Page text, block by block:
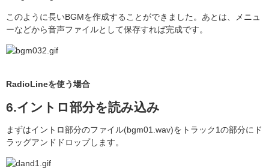
このように長いBGMを作成することができました。あとは、メニュ
ーなどから音声ファイルとして保存すれば完成です。
RadioLineを使う場合
6.イントロ部分を読み込み
まずはイントロ部分のファイル(bgm01.wav)をトラック1の部分にド
ラッグアンドドロップします。